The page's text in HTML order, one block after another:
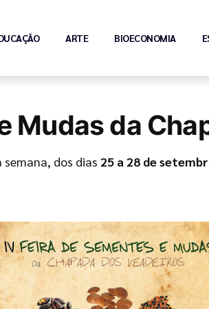
ARTE BIOECONOMIA
Mudas da
dos dias 25 a 28 de